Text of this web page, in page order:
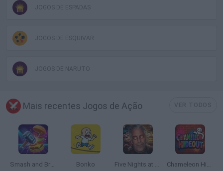
JOGOS DE ESPADAS
JOGOS DE ESQUIVAR
JOGOS DE NARUTO
Mais recentes Jogos de Ação
Smash and Break Bonko Five Nights at Epstein's Chameleon Hideout